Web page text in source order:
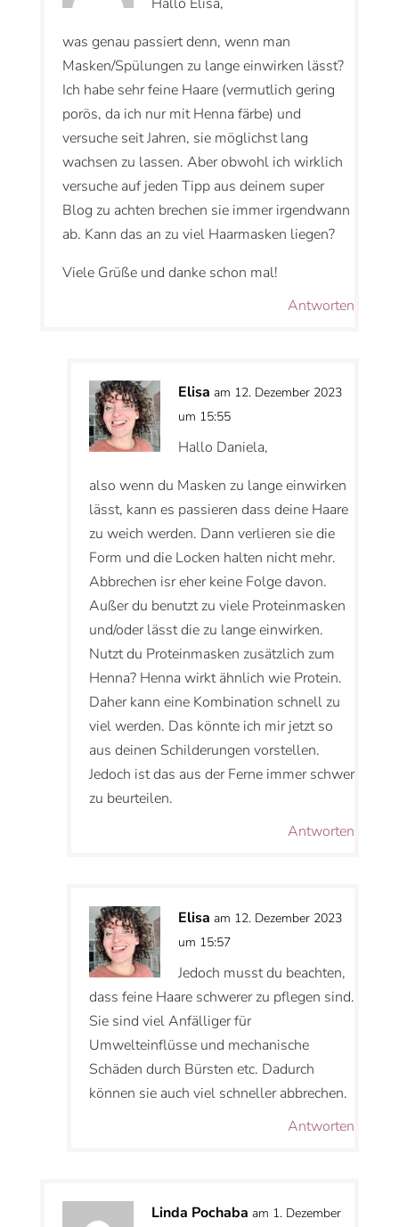
was genau passiert denn, wenn man
Masken/Spülungen zu lange einwirken lässt?
Ich habe sehr feine Haare (vermutlich gering
porös, da ich nur mit Henna färbe) und
versuche seit Jahren, sie möglichst lang
wachsen zu lassen. Aber obwohl ich wirklich
versuche auf jeden Tipp aus deinem super
Blog zu achten brechen sie immer irgendwann
ab. Kann das an zu viel Haarmasken liegen?
Viele Grüße und danke schon mal!
Antworten
Elisa am 12. Dezember 2023
um 15:55
Hallo Daniela,
also wenn du Masken zu lange einwirken
lässt, kann es passieren dass deine Haare
zu weich werden. Dann verlieren sie die
Form und die Locken halten nicht mehr.
Abbrechen isr eher keine Folge davon.
Außer du benutzt zu viele Proteinmasken
und/oder lässt die zu lange einwirken.
Nutzt du Proteinmasken zusätzlich zum
Henna? Henna wirkt ähnlich wie Protein.
Daher kann eine Kombination schnell zu
viel werden. Das könnte ich mir jetzt so
aus deinen Schilderungen vorstellen.
Jedoch ist das aus der Ferne immer schwer
zu beurteilen.
Antworten
Elisa am 12. Dezember 2023
um 15:57
Jedoch musst du beachten,
dass feine Haare schwerer zu pflegen sind.
Sie sind viel Anfälliger für
Umwelteinflüsse und mechanische
Schäden durch Bürsten etc. Dadurch
können sie auch viel schneller abbrechen.
Antworten
Linda Pochaba am 1. Dezember